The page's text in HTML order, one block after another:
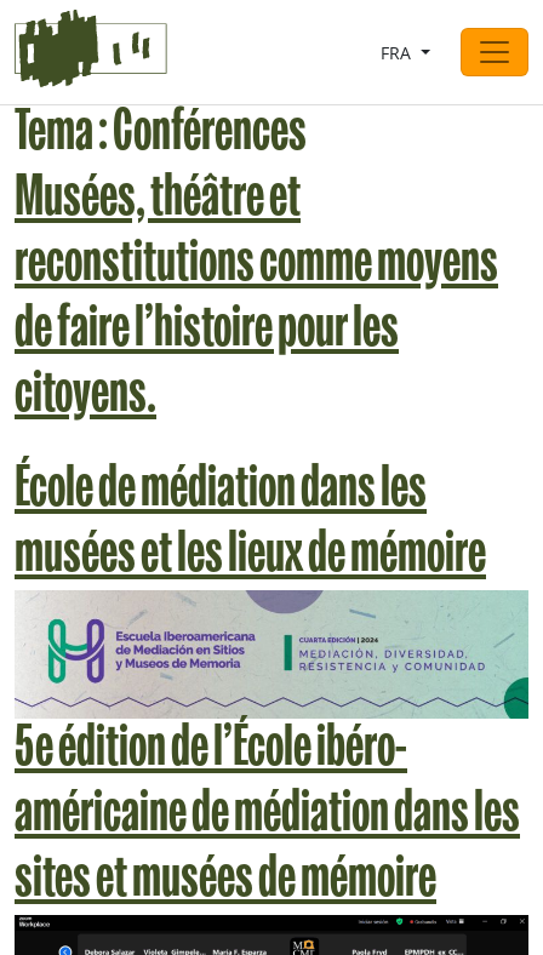
Saltar al contingut
Navigation principale
FRA
Tema :Conférences
Musées, théâtre et
reconstitutions comme moyens
de faire l’histoire pour les
citoyens.
École de médiation dans les
musées et les lieux de mémoire
5e édition de l’École ibéro-
américaine de médiation dans les
sites et musées de mémoire